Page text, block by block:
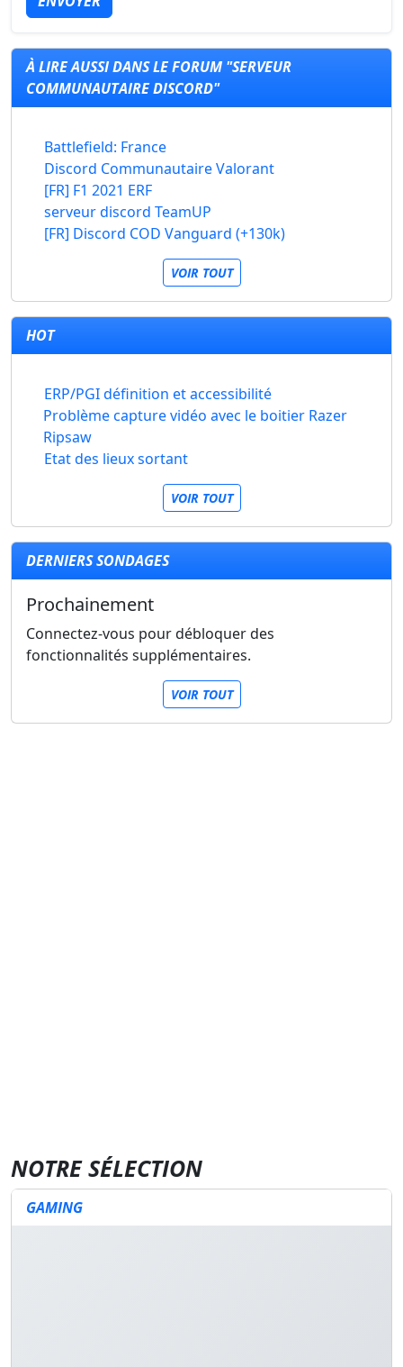
À LIRE AUSSI DANS LE FORUM "SERVEUR
COMMUNAUTAIRE DISCORD"
Battlefield: France
Discord Communautaire Valorant
[FR] F1 2021 ERF
serveur discord TeamUP
[FR] Discord COD Vanguard (+130k)
VOIR TOUT
HOT
ERP/PGI définition et accessibilité
Problème capture vidéo avec le boitier Razer
Ripsaw
Etat des lieux sortant
VOIR TOUT
DERNIERS SONDAGES
Prochainement
Connectez-vous pour débloquer des
fonctionnalités supplémentaires.
VOIR TOUT
NOTRE SÉLECTION
GAMING